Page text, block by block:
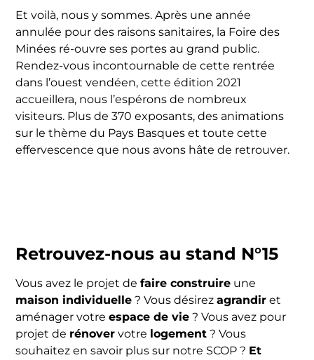
Et voilà, nous y sommes. Après une année
annulée pour des raisons sanitaires, la Foire des
Minées ré-ouvre ses portes au grand public.
Rendez-vous incontournable de cette rentrée
dans l’ouest vendéen, cette édition 2021
accueillera, nous l’espérons de nombreux
visiteurs. Plus de 370 exposants, des animations
sur le thème du Pays Basques et toute cette
effervescence que nous avons hâte de retrouver.
Retrouvez-nous au stand N°15
Vous avez le projet defaire construire une
maison individuelle ? Vous désirezagrandir et
aménager votreespace de vie ? Vous avez pour
projet de rénover votre logement ? Vous
souhaitez en savoir plus sur notre SCOP ? Et